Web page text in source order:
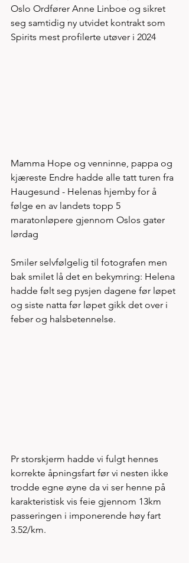
Oslo Ordfører Anne Linboe og sikret
seg samtidig ny utvidet kontrakt som
Spirits mest profilerte utøver i 2024
Mamma Hope og venninne, pappa og
kjæreste Endre hadde alle tatt turen fra
Haugesund - Helenas hjemby for å
følge en av landets topp 5
maratonløpere gjennom Oslos gater
lørdag
Smiler selvfølgelig til fotografen men
bak smilet lå det en bekymring: Helena
hadde følt seg pysjen dagene før løpet
og siste natta før løpet gikk det over i
feber og halsbetennelse.
Pr storskjerm hadde vi fulgt hennes
korrekte åpningsfart før vi nesten ikke
trodde egne øyne da vi ser henne på
karakteristisk vis feie gjennom 13km
passeringen i imponerende høy fart
3.52/km.